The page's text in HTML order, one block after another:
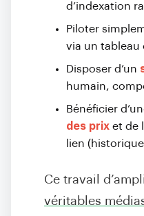
d’indexation
Piloter
via un tableau
Disposer d’un
humain,
Bénéficier
des prix et de
lien
Ce travail
véritables